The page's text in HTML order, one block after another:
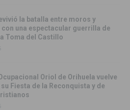
la batalla entre moros y
una espectacular guerrilla de
Toma del Castillo
Oriol de Orihuela vuelve
Fiesta de la Reconquista y de